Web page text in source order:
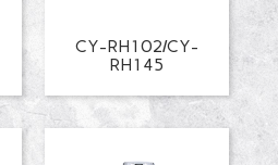
CY-RH102/CY-
RH145